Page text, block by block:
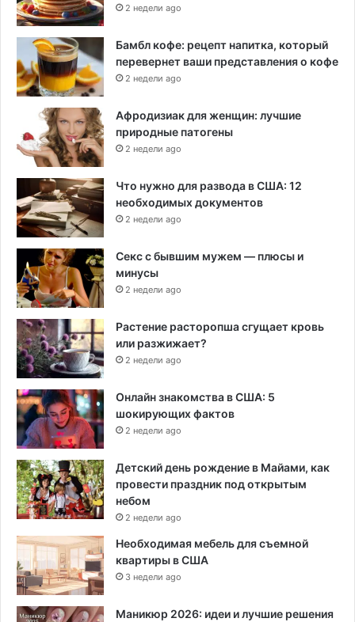
2 недели ago
Бамбл кофе: рецепт напитка, который
перевернет ваши представления о кофе
2 недели ago
Афродизиак для женщин: лучшие
природные патогены
2 недели ago
Что нужно для развода в США: 12
необходимых документов
2 недели ago
Секс с бывшим мужем — плюсы и
минусы
2 недели ago
Растение расторопша сгущает кровь
или разжижает?
2 недели ago
Онлайн знакомства в США: 5
шокирующих фактов
2 недели ago
Детский день рождение в Майами, как
провести праздник под открытым
небом
2 недели ago
Необходимая мебель для съемной
квартиры в США
3 недели ago
Маникюр 2026: идеи и лучшие решения